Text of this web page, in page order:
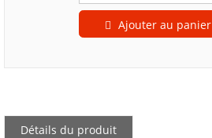
Ajouter au panier
Détails du produit